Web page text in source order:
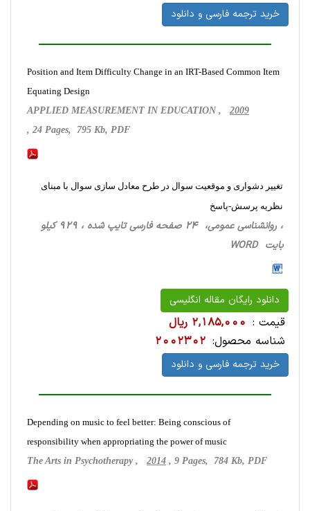
خرید ترجمه فارسی و دانلود
Position and Item Difficulty Change in an IRT-Based Common Item
Equating Design
APPLIED MEASUREMENT IN EDUCATION , 2009
, 24 Pages, 795 Kb, PDF
تغییر دشواری و موقعیت سوال در طرح معادل سازی سوال با مبنای
نظریه پرسش-پاسخ
، روانشناسی‌ عمومی، 24 صفحه فارسی تایپ شده ، 929 کیلو
بایت WORD
دانلود رایگان مقاله انگلیسی
قیمت : 2,185,000 ریال
شناسه محصول: 2002302
خرید ترجمه فارسی و دانلود
Depending on music to feel better: Being conscious of
responsibility when appropriating the power of music
The Arts in Psychotherapy , 2014 , 9 Pages, 784 Kb, PDF